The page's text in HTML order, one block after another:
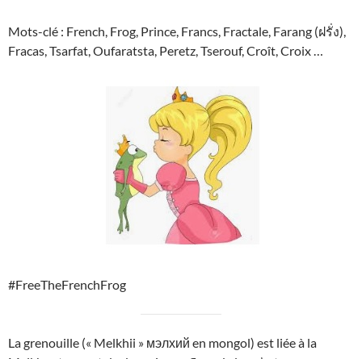
Mots-clé : French, Frog, Prince, Francs, Fractale, Farang (ฝรั่ง),
Fracas, Tsarfat, Oufaratsta, Peretz, Tserouf, Croît, Croix …
#FreeTheFrenchFrog
La grenouille (« Melkhii » мэлхий en mongol) est liée à la